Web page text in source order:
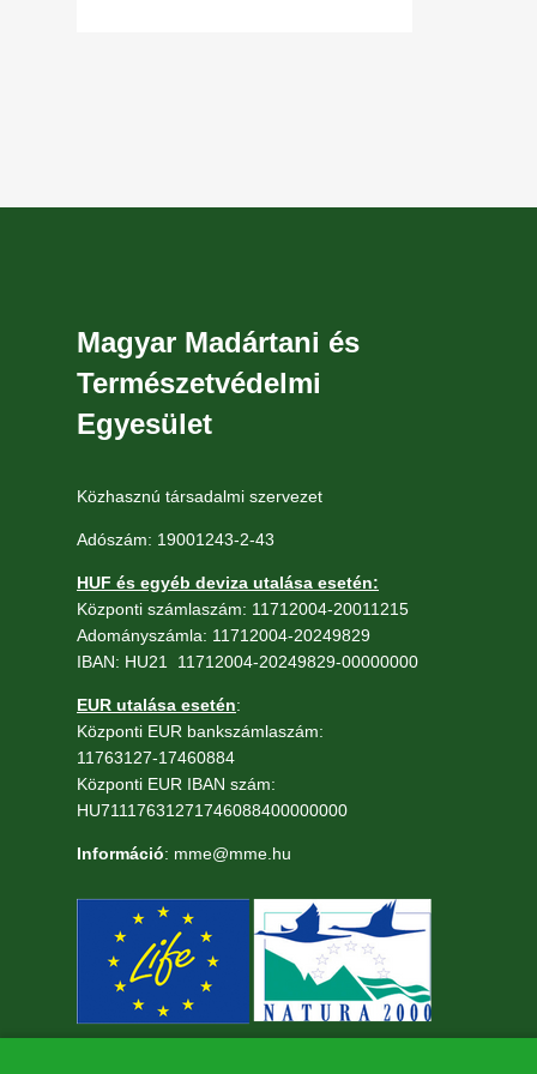
Magyar Madártani és
Természetvédelmi
Egyesület
Közhasznú társadalmi szervezet
Adószám: 19001243-2-43
HUF és egyéb deviza utalása esetén:
Központi számlaszám: 11712004-20011215
Adományszámla: 11712004-20249829
IBAN: HU21 11712004-20249829-00000000
EUR utalása esetén:
Központi EUR bankszámlaszám:
11763127-17460884
Központi EUR IBAN szám:
HU71117631271746088400000000
Információ: mme@mme.hu